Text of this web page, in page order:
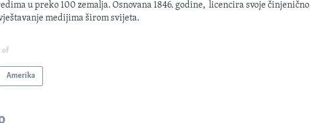
u preko 100 zemalja. Osnovana 1846. godine, licencira svoje činjenično
medijima širom svijeta.
of
Amerika